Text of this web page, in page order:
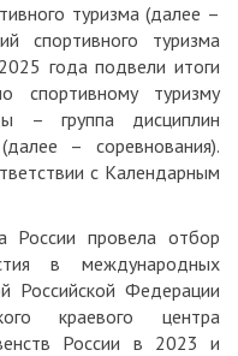
туризма (далее –
спортивного туризма
года подвели итоги
спортивному туризму
– группа дисциплин
– соревнования).
с Календарным
России провела отбор
в международных
Российской Федерации
краевого центра
России в 2023 и